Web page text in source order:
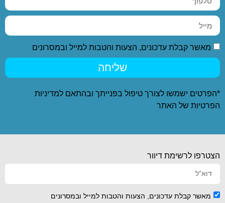
מאשר קבלת עדכונים, הצעות והטבות למייל ובמסרונים
שליחה
*הפרטים ישמשו לצורך טיפול בפנייתך ובהתאם למדיניות
הפרטיות של האתר
הצטרפו לרשימת דיוור
מאשר קבלת עדכונים, הצעות והטבות למייל ובמסרונים